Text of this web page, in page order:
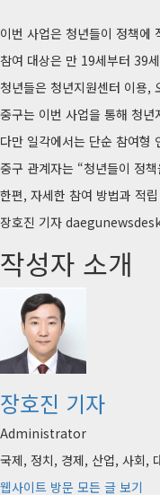
이번 사업은 청년들이 정책에
참여 대상은 만 19세부터 39
청년들은 청년지원센터 이용,
중구는 이번 사업을 통해 청년
다만 일각에서는 단순 참여형
중구 관계자는 “청년들이 정
한편, 자세한 참여 방법과 적
장호진 기자
작성자 소개
장호진 기자
Administrator
국제, 정치, 경제, 산업, 사회,
웹사이트 방문 모든 글 보기